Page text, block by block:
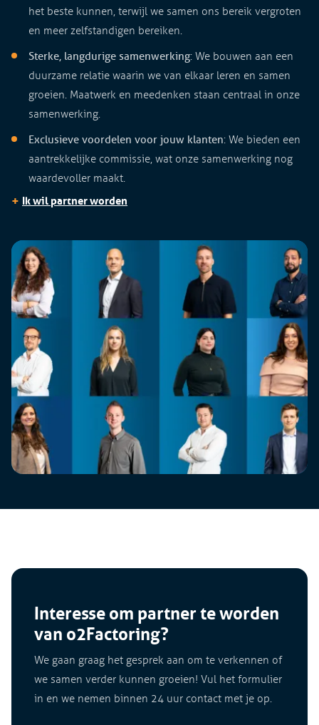
het beste kunnen, terwijl we samen ons bereik vergroten
en meer zelfstandigen bereiken.
Sterke, langdurige samenwerking: We bouwen aan een
duurzame relatie waarin we van elkaar leren en samen
groeien. Maatwerk en meedenken staan centraal in onze
samenwerking.
Exclusieve voordelen voor jouw klanten: We bieden een
aantrekkelijke commissie, wat onze samenwerking nog
waardevoller maakt.
+ Ik wil partner worden
Interesse om partner te worden
van o2Factoring?
We gaan graag het gesprek aan om te verkennen of
we samen verder kunnen groeien! Vul het formulier
in en we nemen binnen 24 uur contact met je op.